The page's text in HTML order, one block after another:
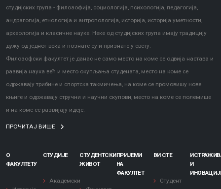
студијских група - филозофија, социологија, психологија, педагогија,
андрагогија, етнологија и антропологија, историја, историја уметности,
археологија и класичне науке. Неке од студијских група имају традицију
дужу од једног века и познате су и признате у свету.
Филозофски факултет је данас не само место на коме се одвија настава и
развија наука већ и место окупљања студената, место на коме се
одржавају трибине и спортска такмичења, на коме се промовишу нове
књиге и одржавају стручни и научни скупови, место на коме се полемише
и на коме се развијају идеје.
ПРОЧИТАЈ ВИШЕ
О
ФАКУЛТЕТУ
СТУДИЈЕ
Академски
СТУДЕНТСКИ
ЖИВОТ
ПРИЈЕМИ
НА
ФАКУЛТЕТ
ВИ СТЕ
Студент
И